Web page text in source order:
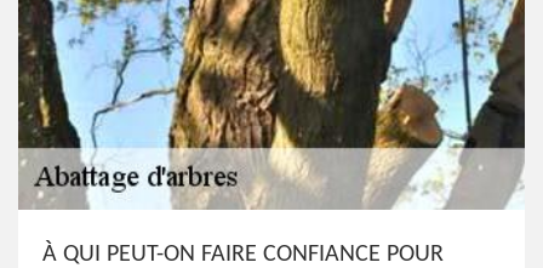
À QUI PEUT-ON FAIRE CONFIANCE POUR